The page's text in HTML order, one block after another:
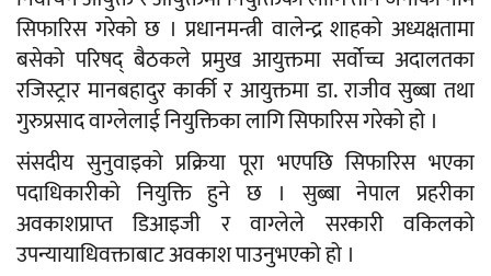
सिफारिस गरेको छ । प्रधानमन्त्री वालेन्द्र शाहको अध्यक्षतामा
बसेको परिषद् बैठकले प्रमुख आयुक्तमा सर्वोच्च अदालतका
रजिस्ट्रार मानबहादुर कार्की र आयुक्तमा डा. राजीव सुब्बा तथा
गुरुप्रसाद वाग्लेलाई नियुक्तिका लागि सिफारिस गरेको हो ।
संसदीय सुनुवाइको प्रक्रिया पूरा भएपछि सिफारिस भएका
पदाधिकारीको नियुक्ति हुने छ । सुब्बा नेपाल प्रहरीका
अवकाशप्राप्त डिआइजी र वाग्लेले सरकारी वकिलको
उपन्यायाधिवक्ताबाट अवकाश पाउनुभएको हो ।